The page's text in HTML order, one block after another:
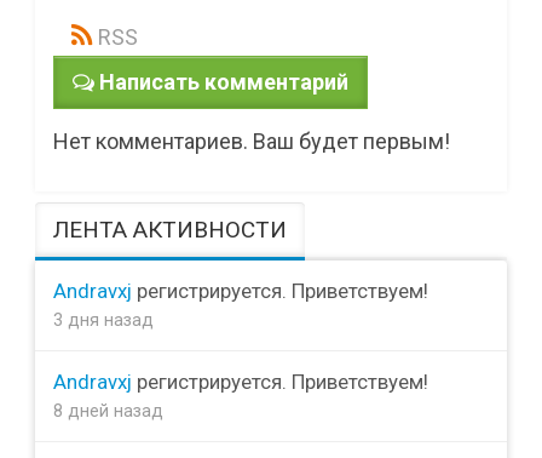
RSS
Написать комментарий
Нет комментариев. Ваш будет первым!
ЛЕНТА АКТИВНОСТИ
Andravxj регистрируется. Приветствуем!
3 дня назад
Andravxj регистрируется. Приветствуем!
8 дней назад